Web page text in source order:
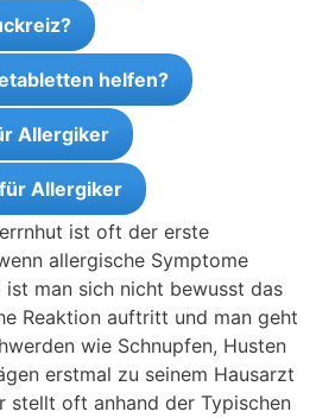
helfen?
Allergiker
Allergiker
ist oft der erste
allergische Symptome
man sich nicht bewusst das
Reaktion auftritt und man geht
wie Schnupfen, Husten
erstmal zu seinem Hausarzt
stellt oft anhand der Typischen